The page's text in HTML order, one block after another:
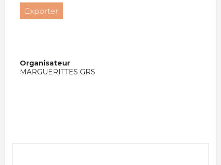
Exporter
Organisateur
MARGUERITTES GRS